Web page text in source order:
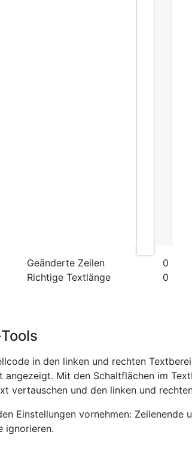
Geänderte Zeilen 0
Richtige Textlänge 0
in den linken und rechten
Mit den Schaltflächen im
vertauschen und den linken und
Einstellungen vornehmen: Zeilenende
ignorieren.